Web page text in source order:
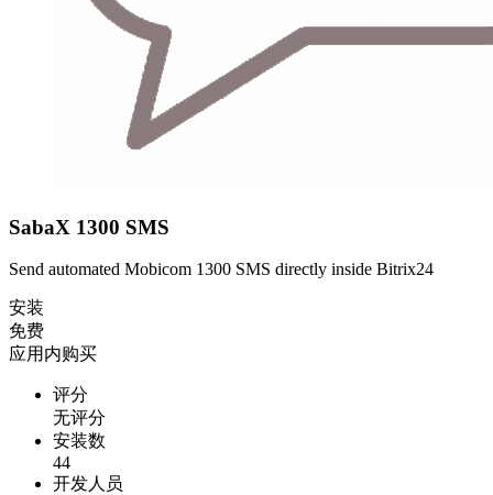
SabaX 1300 SMS
Send automated Mobicom 1300 SMS directly inside Bitrix24
安装
免费
应用内购买
评分
无评分
安装数
44
开发人员